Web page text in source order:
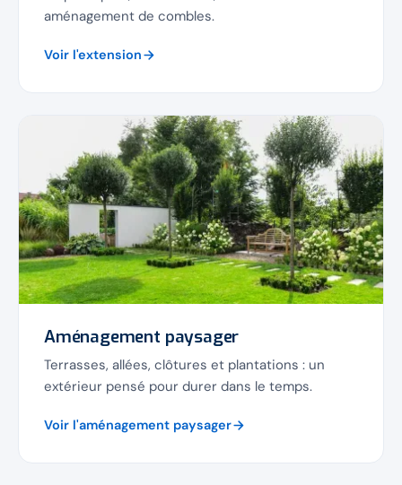
aménagement de combles.
Voir l'extension
Aménagement paysager
Terrasses, allées, clôtures et plantations : un
extérieur pensé pour durer dans le temps.
Voir l'aménagement paysager